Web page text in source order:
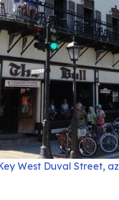
West Duval Street,